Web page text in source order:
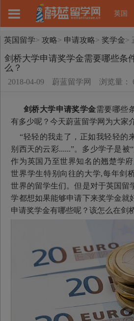
英国
英国留学> 攻略> 申请攻略> 奖学金>
剑桥大学申请奖学金需要哪些条
么？
2018-04-09 蔚蓝留学网 浏览量：
剑桥大学申请奖学金需要哪些
有多少呢？今天蔚蓝留学网为大家
“轻轻的我走了，正如我轻轻的
别西天的云彩......”。多少学子是被
作为英国乃至世界知名的翘楚学府
世界学生特别向往的大学,每年剑
世界的留学生们。但是对于英国留
学都想如果能够申请下来奖学金就
申请奖学金有哪些呢？该怎么在剑